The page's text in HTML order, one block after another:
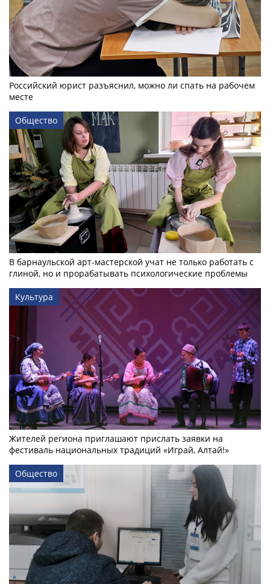
Российский юрист разъяснил, можно ли спать на рабочем
месте
Общество
В барнаульской арт-мастерской учат не только работать с
глиной, но и прорабатывать психологические проблемы
Культура
Жителей региона приглашают прислать заявки на
фестиваль национальных традиций «Играй, Алтай!»
Общество